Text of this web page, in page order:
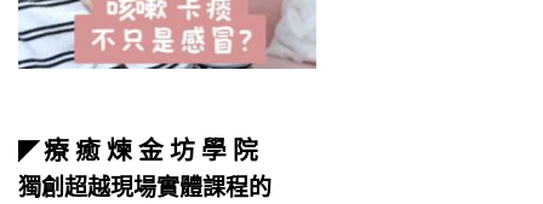
◤療 癒 煉 金 坊 學 院
獨創超越現場實體課程的